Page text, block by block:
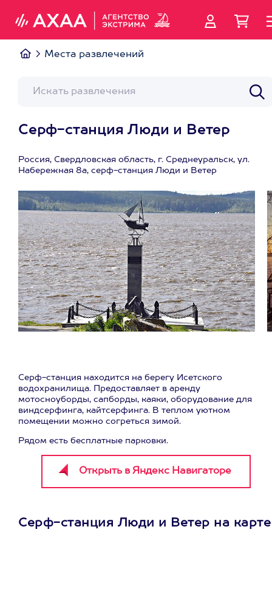
Места развлечений
Серф-станция Люди и Ветер
Россия, Свердловская область, г. Среднеуральск, ул.
Набережная 8а, серф-станция Люди и Ветер
Серф-станция находится на берегу Исетского
водохранилища. Предоставляет в аренду
мотосноуборды, сапборды, каяки, оборудование для
виндсерфинга, кайтсерфинга. В теплом уютном
помещении можно согреться зимой.
Рядом есть бесплатные парковки.
Серф-станция Люди и Ветер на карте